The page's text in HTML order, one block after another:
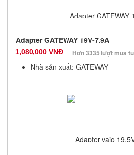
Adapter GATEWAY 19V-7.9A
1,080,000 VNĐ Hơn 3335 lượt mua
Nhà sản xuất: GATEWAY
Số lượng: 10